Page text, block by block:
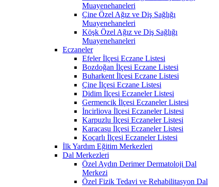
Muayenehaneleri
Çine Özel Ağız ve Diş Sağlığı
Muayenehaneleri
Köşk Özel Ağız ve Diş Sağlığı
Muayenehaneleri
Eczaneler
Efeler İlçesi Eczane Listesi
Bozdoğan İlçesi Eczane Listesi
Buharkent İlçesi Eczane Listesi
Çine İlçesi Eczane Listesi
Didim İlçesi Eczaneler Listesi
Germencik İlçesi Eczaneler Listesi
İncirliova İlçesi Eczaneler Listesi
Karpuzlu İlçesi Eczaneler Listesi
Karacasu İlçesi Eczaneler Listesi
Koçarlı İlçesi Eczaneler Listesi
İlk Yardım Eğitim Merkezleri
Dal Merkezleri
Özel Aydın Derimer Dermatoloji Dal
Merkezi
Özel Fizik Tedavi ve Rehabilitasyon Dal